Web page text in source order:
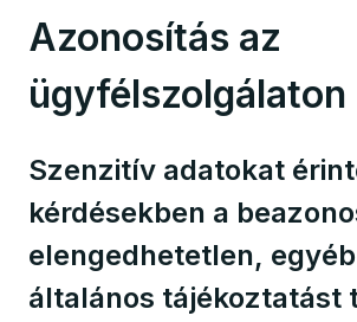
Azonosítás az
ügyfélszolgálaton
Szenzitív adatokat
kérdésekben a
elengedhetetlen,
általános tájékoztatást